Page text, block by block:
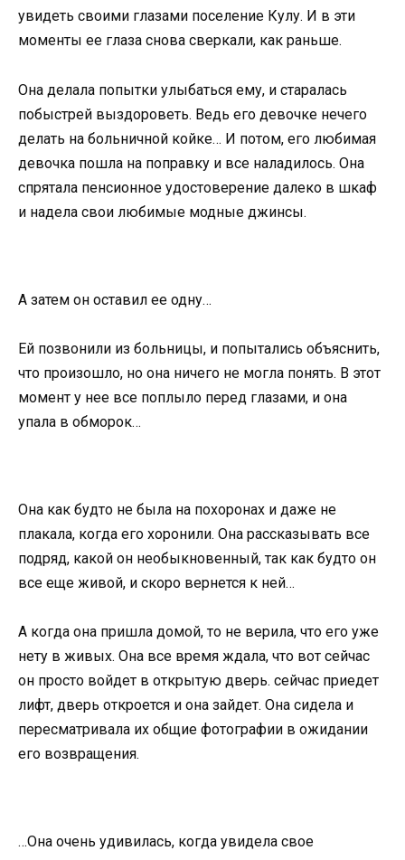
увидеть своими глазами поселение Кулу. И в эти
моменты ее глаза снова сверкали, как раньше.
Она делала попытки улыбаться ему, и старалась
побыстрей выздороветь. Ведь его девочке нечего
делать на больничной койке… И потом, его любимая
девочка пошла на поправку и все наладилось. Она
спрятала пенсионное удостоверение далеко в шкаф
и надела свои любимые модные джинсы.
А затем он оставил ее одну…
Ей позвонили из больницы, и попытались объяснить,
что произошло, но она ничего не могла понять. В этот
момент у нее все поплыло перед глазами, и она
упала в обморок…
Она как будто не была на похоронах и даже не
плакала, когда его хоронили. Она рассказывать все
подряд, какой он необыкновенный, так как будто он
все еще живой, и скоро вернется к ней…
А когда она пришла домой, то не верила, что его уже
нету в живых. Она все время ждала, что вот сейчас
он просто войдет в открытую дверь. сейчас приедет
лифт, дверь откроется и она зайдет. Она сидела и
пересматривала их общие фотографии в ожидании
его возвращения.
…Она очень удивилась, когда увидела свое